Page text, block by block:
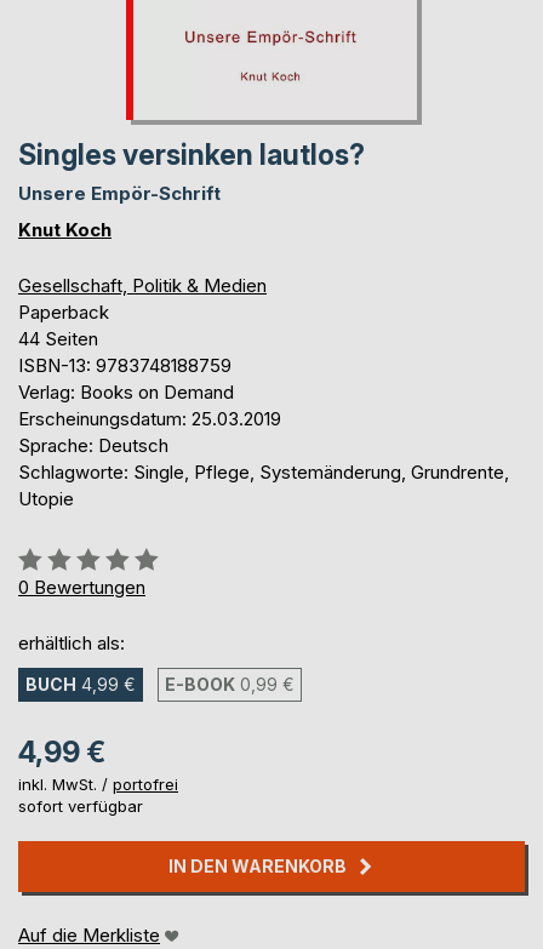
Singles versinken lautlos?
Unsere Empör-Schrift
Knut Koch
Gesellschaft, Politik & Medien
Paperback
44 Seiten
ISBN-13: 9783748188759
Verlag: Books on Demand
Erscheinungsdatum: 25.03.2019
Sprache: Deutsch
Schlagworte: Single, Pflege, Systemänderung, Grundrente,
Utopie
Bewertung::
0%
0 Bewertungen
erhältlich als:
BUCH 4,99 € E-BOOK 0,99 €
4,99 €
inkl. MwSt. / portofrei
sofort verfügbar
IN DEN WARENKORB
Auf die Merkliste